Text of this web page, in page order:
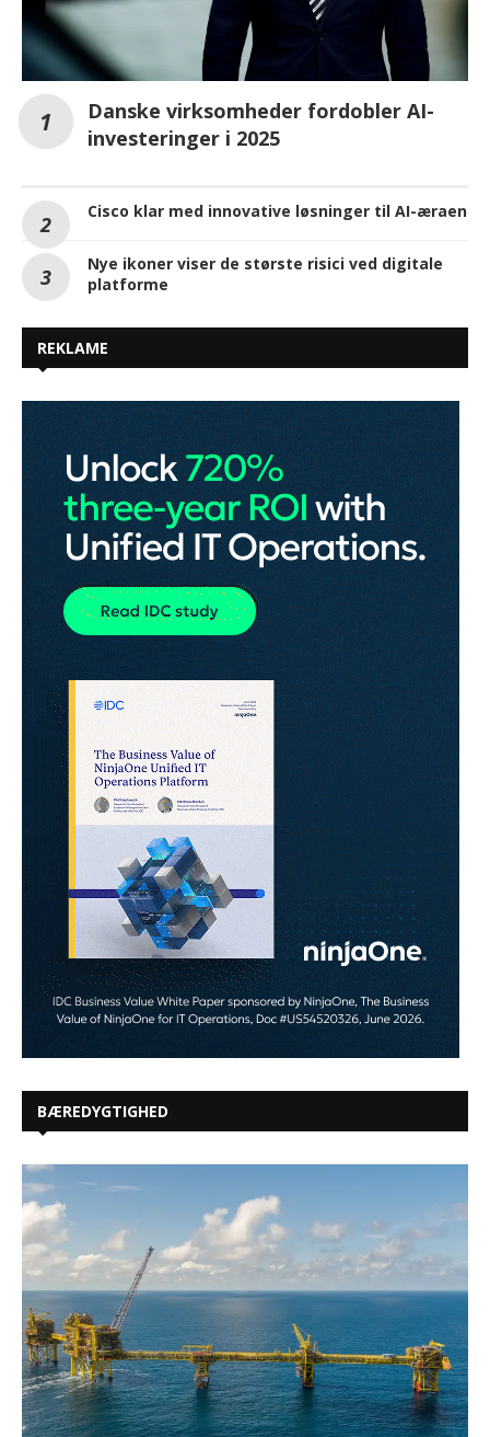
Danske virksomheder fordobler AI-
investeringer i 2025
Cisco klar med innovative løsninger til AI-æraen
Nye ikoner viser de største risici ved digitale
platforme
REKLAME
BÆREDYGTIGHED